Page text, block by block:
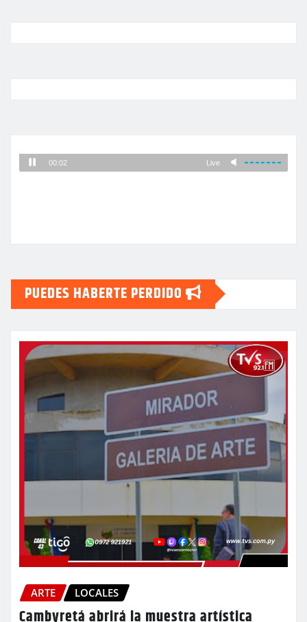
PUEDES HABERTE PERDIDO
ARTE LOCALES